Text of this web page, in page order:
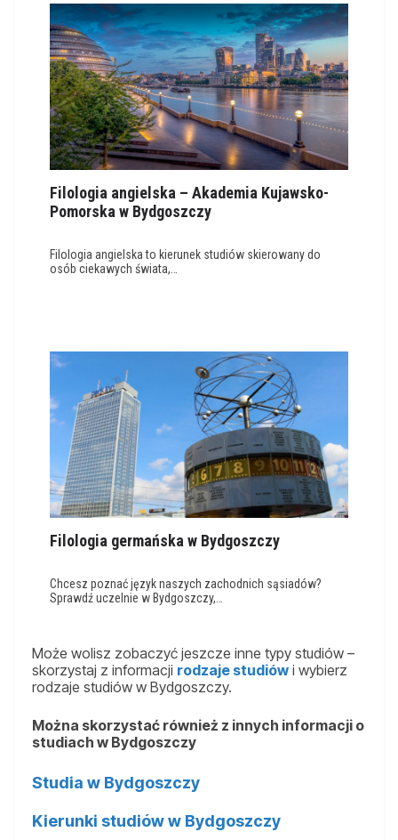
Filologia angielska – Akademia Kujawsko-
Pomorska w Bydgoszczy
Filologia angielska to kierunek studiów skierowany do
osób ciekawych świata,…
Filologia germańska w Bydgoszczy
Chcesz poznać język naszych zachodnich sąsiadów?
Sprawdź uczelnie w Bydgoszczy,…
Może wolisz zobaczyć jeszcze inne typy studiów –
skorzystaj z informacji rodzaje studiów i wybierz
rodzaje studiów w Bydgoszczy.
Można skorzystać również z innych informacji o
studiach w Bydgoszczy
Studia w Bydgoszczy
Kierunki studiów w Bydgoszczy